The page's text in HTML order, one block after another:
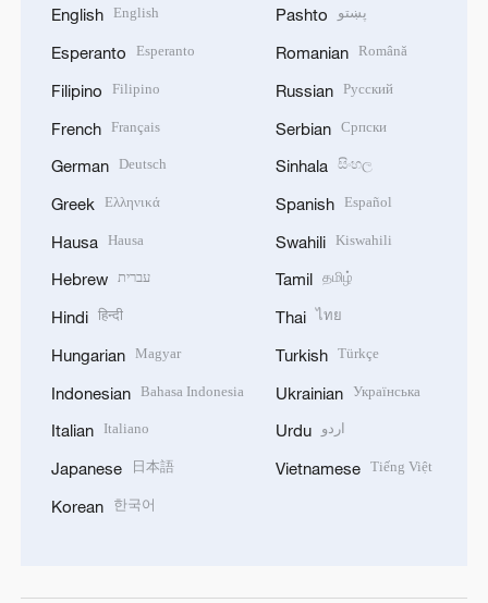
English English
Esperanto Esperanto
Filipino Filipino
French Français
German Deutsch
Greek Ελληνικά
Hausa Hausa
Hebrew עברית
Hindi हिन्दी
Hungarian Magyar
Indonesian Bahasa Indonesia
Italian Italiano
Japanese 日本語
Korean 한국어
Pashto پښتو
Romanian Română
Russian Русский
Serbian Српски
Sinhala සිංහල
Spanish Español
Swahili Kiswahili
Tamil தமிழ்
Thai ไทย
Turkish Türkçe
Ukrainian Українська
Urdu اردو
Vietnamese Tiếng Việt